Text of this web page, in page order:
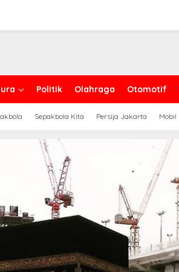
Politik Olahraga Otomotif
Sepakbola Kita Persija Jakarta Mobil